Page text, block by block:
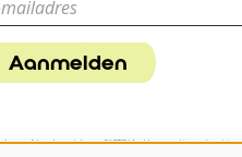
Aanmelden
wordt beschermd door reCAPTCHA, dataverwerking gebeurt in